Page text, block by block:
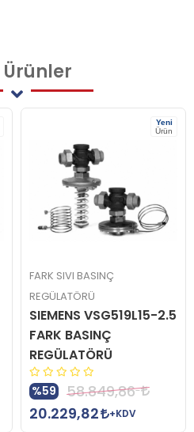
Ürünler
Yeni
Ürün
FARK SIVI BASINÇ
REGÜLATÖRÜ
SIEMENS VSG519L15-2.5
FARK BASINÇ
REGÜLATÖRÜ
%59
58.849,86
20.229,82
+KDV